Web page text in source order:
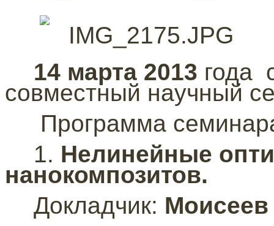
14 марта 2013 года
совместный научный
Программа
1. Нелинейные
нанокомпозитов.
Докладчик: Моисеев